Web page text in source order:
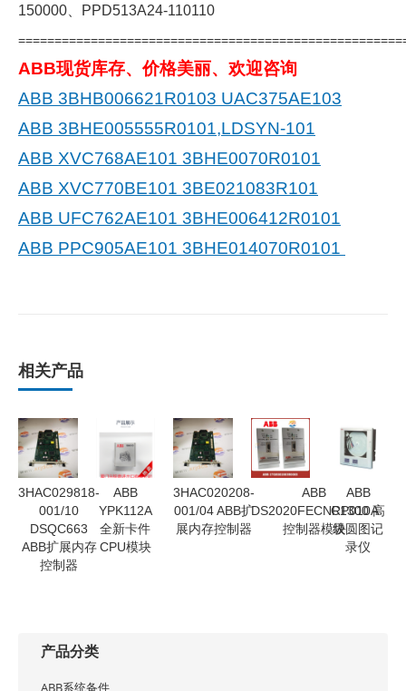
150000、PPD513A24-110110
ABB现货库存、价格美丽、欢迎咨询
ABB 3BHB006621R0103 UAC375AE103
ABB 3BHE005555R0101,LDSYN-101
ABB XVC768AE101 3BHE0070R0101
ABB XVC770BE101 3BE021083R101
ABB UFC762AE101 3BHE006412R0101
ABB PPC905AE101 3BHE014070R0101
相关产品
3HAC029818-
001/10
DSQC663
ABB扩展内存
控制器
ABB
YPK112A
全新卡件
CPU模块
3HAC020208-
001/04 ABB扩
展内存控制器
ABB
DS2020FECNRP010A
控制器模块
ABB
C1300 高
级圆图记
录仪
产品分类
ABB系统备件